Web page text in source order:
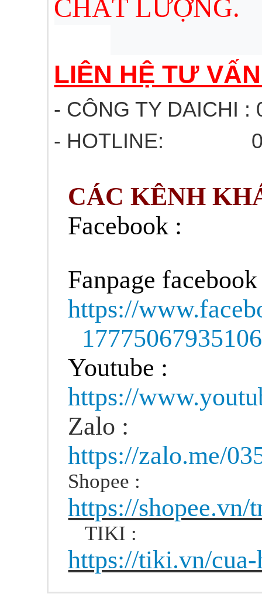
CHẤT LƯỢNG.
LIÊN HỆ TƯ
- CÔNG TY DAICHI
- HOTLINE:
CÁC KÊNH
Facebook :
Fanpage
https://
Youtube :
https://
Zalo :
https://zalo.me/
Shopee :
https://
TIKI :
https://tiki.vn/